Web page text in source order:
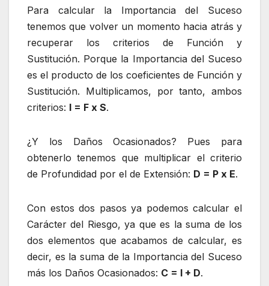
Para calcular la Importancia del Suceso
tenemos que volver un momento hacia atrás y
recuperar los criterios de Función y
Sustitución. Porque la Importancia del Suceso
es el producto de los coeficientes de Función y
Sustitución. Multiplicamos, por tanto, ambos
criterios: I = F x S.
¿Y los Daños Ocasionados? Pues para
obtenerlo tenemos que multiplicar el criterio
de Profundidad por el de Extensión: D = P x E.
Con estos dos pasos ya podemos calcular el
Carácter del Riesgo, ya que es la suma de los
dos elementos que acabamos de calcular, es
decir, es la suma de la Importancia del Suceso
más los Daños Ocasionados: C = I + D.